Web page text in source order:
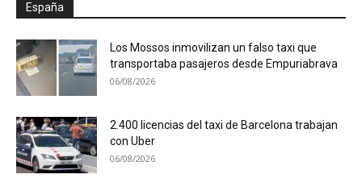
España
Los Mossos inmovilizan un falso taxi que
transportaba pasajeros desde Empuriabrava
06/08/2026
2.400 licencias del taxi de Barcelona trabajan
con Uber
06/08/2026